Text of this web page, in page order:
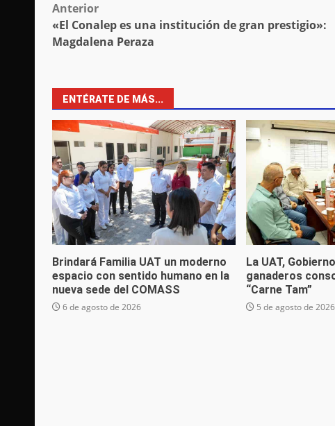
Post
navigation
Anterior
«El Conalep es una institución de gran prestigio»:
Magdalena Peraza
ENTÉRATE DE MÁS...
Brindará Familia UAT un moderno
espacio con sentido humano en la
nueva sede del COMASS
6 de agosto de 2026
La UAT,
ganaderos
“Carne Tam”
5 de agosto de 2026